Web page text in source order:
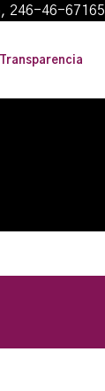
246-46-67165
Transparencia